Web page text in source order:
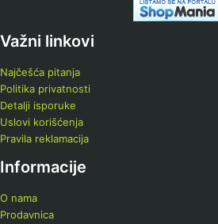
Važni linkovi
Najčešća pitanja
Politika privatnosti
Detalji isporuke
Uslovi korišćenja
Pravila reklamacija
Informacije
O nama
Prodavnica